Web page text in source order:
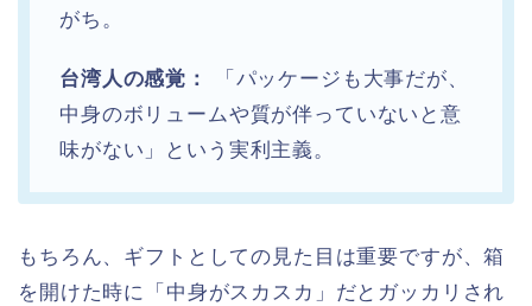
がち。
台湾人の感覚：
「パッケージも大事だが、
中身のボリュームや質が伴っていないと意
味がない」という実利主義。
もちろん、ギフトとしての見た目は重要ですが、箱
を開けた時に「中身がスカスカ」だとガッカリされ